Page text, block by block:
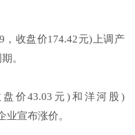
，收盘价174.42元)上调产
。
价43.03元)和洋河股)
业宣布涨价。